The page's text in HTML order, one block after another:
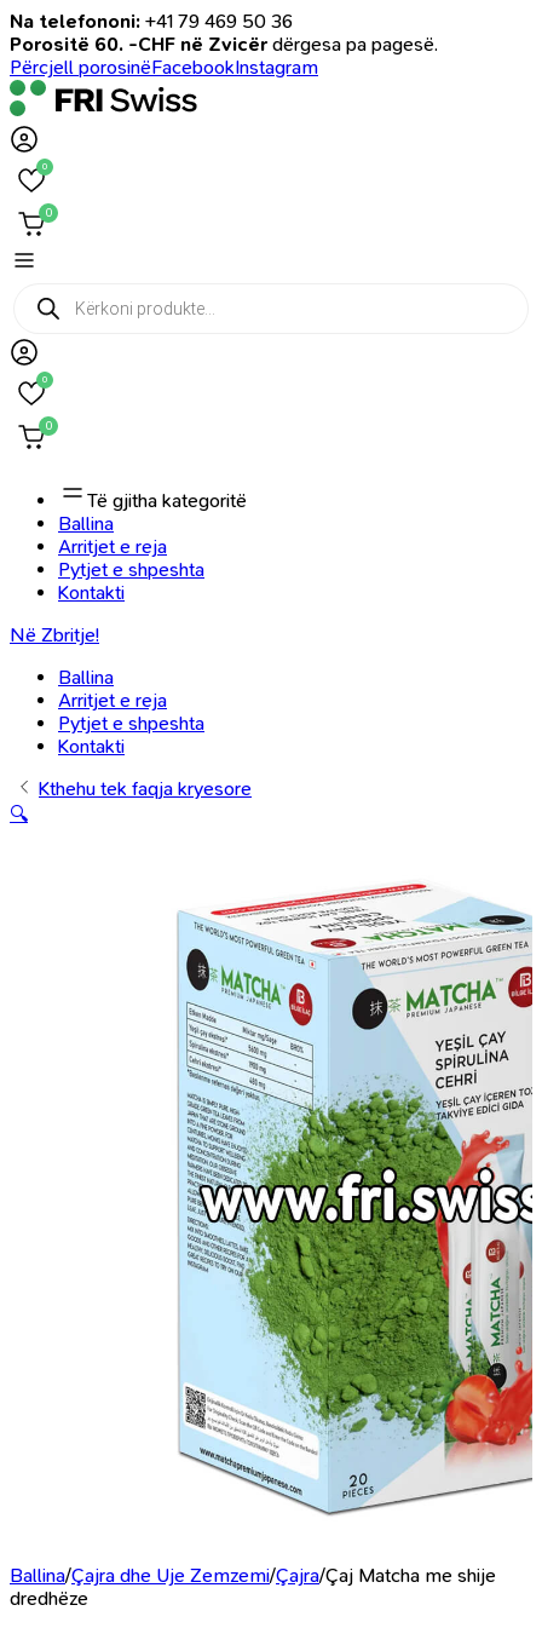
Na telefononi: +41 79 469 50 36
Porositë 60. -CHF në Zvicër dërgesa pa pagesë.
Përcjell porosinëFacebookInstagram
0
0
Products
search
0
0
Të gjitha kategoritë
Ballina
Arritjet e reja
Pytjet e shpeshta
Kontakti
Në Zbritje!
Ballina
Arritjet e reja
Pytjet e shpeshta
Kontakti
Kthehu tek faqja kryesore
🔍
Ballina/Çajra dhe Uje Zemzemi/Çajra/Çaj Matcha me shije
dredhëze